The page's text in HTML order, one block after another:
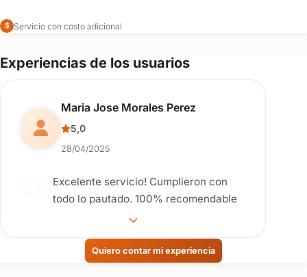
$ Servicio con costo adicional
Experiencias de los usuarios
Reseña de usuario.
Maria Jose Morales Perez
5,0
28/04/2025
Excelente servicio! Cumplieron con
todo lo pautado. 100% recomendable
Quiero contar mi experiencia